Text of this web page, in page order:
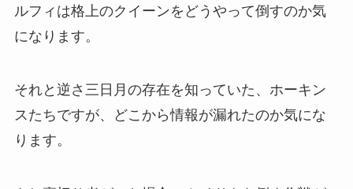
ルフィは格上のクイーンをどうやって倒すのか気
になります。
それと逆さ三日月の存在を知っていた、ホーキン
スたちですが、どこから情報が漏れたのか気にな
ります。